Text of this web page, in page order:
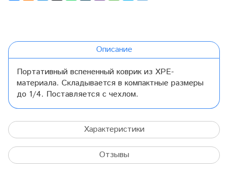
Описание
Портативный вспененный коврик из XPE-
материала. Складывается в компактные размеры
до 1/4. Поставляется с чехлом.
Характеристики
Отзывы